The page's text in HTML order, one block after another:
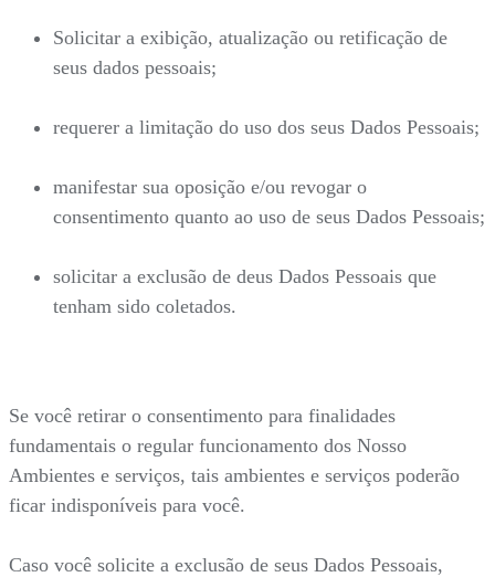
Solicitar a exibição, atualização ou retificação de
seus dados pessoais;
requerer a limitação do uso dos seus Dados Pessoais;
manifestar sua oposição e/ou revogar o
consentimento quanto ao uso de seus Dados Pessoais;
solicitar a exclusão de deus Dados Pessoais que
tenham sido coletados.
Se você retirar o consentimento para finalidades
fundamentais o regular funcionamento dos Nosso
Ambientes e serviços, tais ambientes e serviços poderão
ficar indisponíveis para você.
Caso você solicite a exclusão de seus Dados Pessoais,